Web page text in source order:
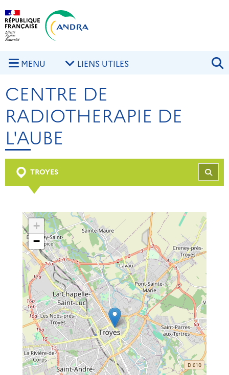
Aller au contenu principal
MENU LIENS UTILES
CENTRE DE
RADIOTHERAPIE DE
L'AUBE
TROYES
+
−